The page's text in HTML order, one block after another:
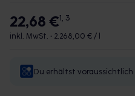
22,68 €1, 3
inkl. MwSt. • 2.268,00 € / l
Du erhältst voraussichtlich